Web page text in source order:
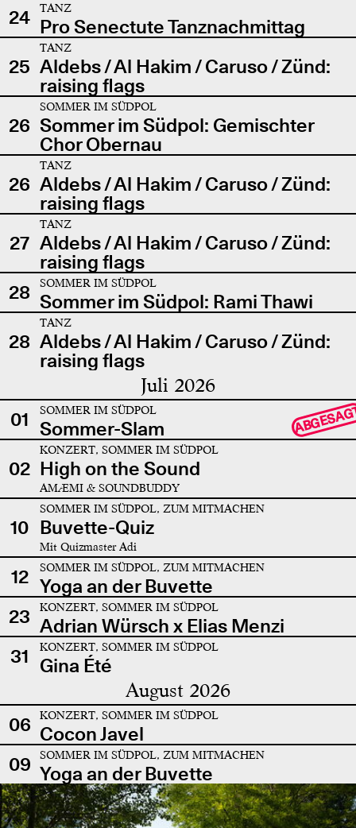
24
TANZ
Pro Senectute Tanznachmittag
25
TANZ
Aldebs / Al Hakim / Caruso / Zünd:
raising flags
26
SOMMER IM SÜDPOL
Sommer im Südpol: Gemischter
Chor Obernau
26
TANZ
Aldebs / Al Hakim / Caruso / Zünd:
raising flags
27
TANZ
Aldebs / Al Hakim / Caruso / Zünd:
raising flags
28
SOMMER IM SÜDPOL
Sommer im Südpol: Rami Thawi
28
TANZ
Aldebs / Al Hakim / Caruso / Zünd:
raising flags
Juli 2026
01 SOMMER IM SÜDPOL
Sommer-Slam
02
KONZERT, SOMMER IM SÜDPOL
High on the Sound
AMÆMI & SOUNDBUDDY
10
SOMMER IM SÜDPOL, ZUM MITMACHEN
Buvette-Quiz
Mit Quizmaster Adi
12 SOMMER IM SÜDPOL, ZUM MITMACHEN
Yoga an der Buvette
23
KONZERT, SOMMER IM SÜDPOL
Adrian Würsch x Elias Menzi
31
KONZERT, SOMMER IM SÜDPOL
Gina Été
August 2026
06 KONZERT, SOMMER IM SÜDPOL
Cocon Javel
09
SOMMER IM SÜDPOL, ZUM MITMACHEN
Yoga an der Buvette